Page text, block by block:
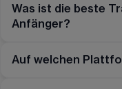
Was ist die beste
Anfänger?
Auf welchen